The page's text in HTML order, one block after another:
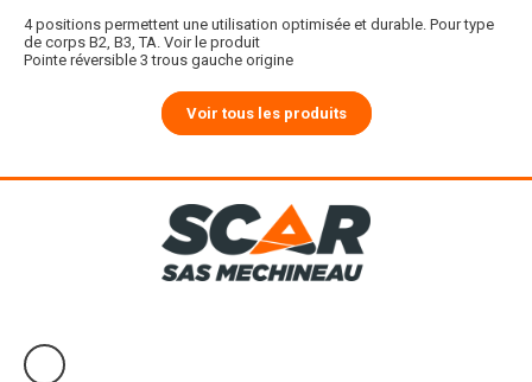
4 positions permettent une utilisation optimisée et durable. Pour type
de corps B2, B3, TA. Voir le produit
Pointe réversible 3 trous gauche origine
Voir tous les produits